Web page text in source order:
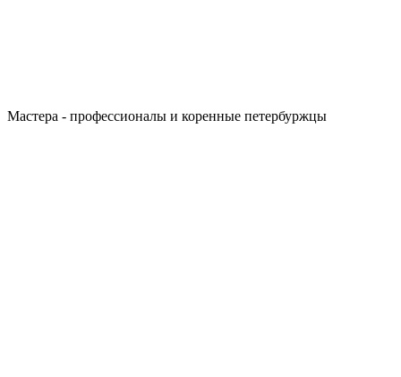
Мастера - профессионалы и коренные петербуржцы